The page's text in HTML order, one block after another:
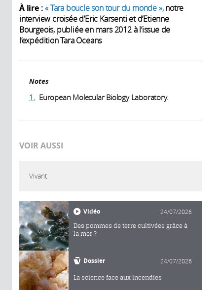
À lire :« Tara boucle son tour du monde »,notre
interview croisée d’Eric Karsenti et d’Etienne
Bourgeois, publiée en mars 2012 à l’issue de
l’expédition Tara Oceans
Notes
1. European Molecular Biology Laboratory.
VOIR AUSSI
Vivant
Vidéo 24/07/2026
Des pommes de terre cultivées grâce à
la mer ?
Dossier 24/07/2026
La science face aux incendies